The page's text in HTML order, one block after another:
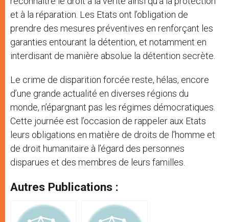
et à la réparation. Les Etats ont l’obligation de
prendre des mesures préventives en renforçant les
garanties entourant la détention, et notamment en
interdisant de manière absolue la détention secrète.
Le crime de disparition forcée reste, hélas, encore
d’une grande actualité en diverses régions du
monde, n’épargnant pas les régimes démocratiques.
Cette journée est l’occasion de rappeler aux Etats
leurs obligations en matière de droits de l’homme et
de droit humanitaire à l’égard des personnes
disparues et des membres de leurs familles.
Autres Publications :